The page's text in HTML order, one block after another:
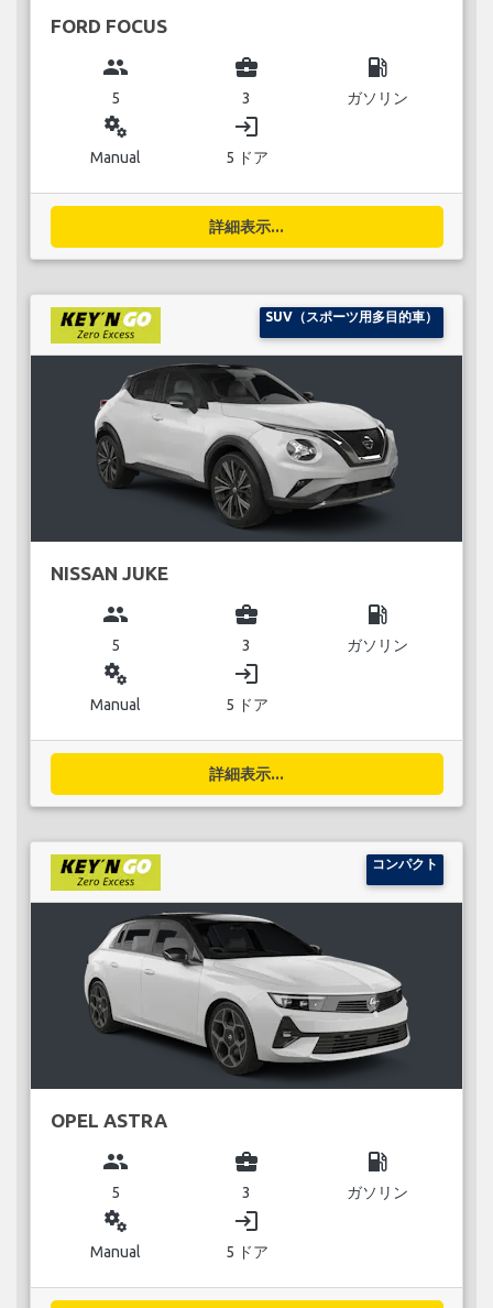
FORD FOCUS
group
5
business_center
3
local_gas_station
ガソリン
miscellaneous_services
Manual
login
5 ドア
詳細表示...
SUV（スポーツ用多目的車）
NISSAN JUKE
group
5
business_center
3
local_gas_station
ガソリン
miscellaneous_services
Manual
login
5 ドア
詳細表示...
コンパクト
OPEL ASTRA
group
5
business_center
3
local_gas_station
ガソリン
miscellaneous_services
Manual
login
5 ドア